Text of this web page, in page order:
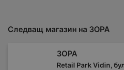
Следващ магазин на ЗОРА
ЗОРА
Retail Park Vidin,